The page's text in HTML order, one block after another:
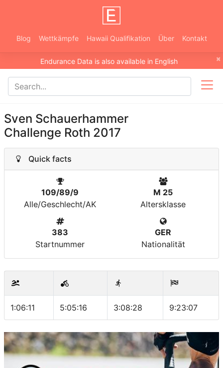
Blog Wettkämpfe Hawaii Qualifikation Über Kontakt
×
Endurance Data is also available in English
Sven Schauerhammer
Challenge Roth 2017
Quick facts
109/89/9
Alle/Geschlecht/AK
M 25
Altersklasse
383
Startnummer
GER
Nationalität
1:06:11 5:05:16 3:08:28 9:23:07